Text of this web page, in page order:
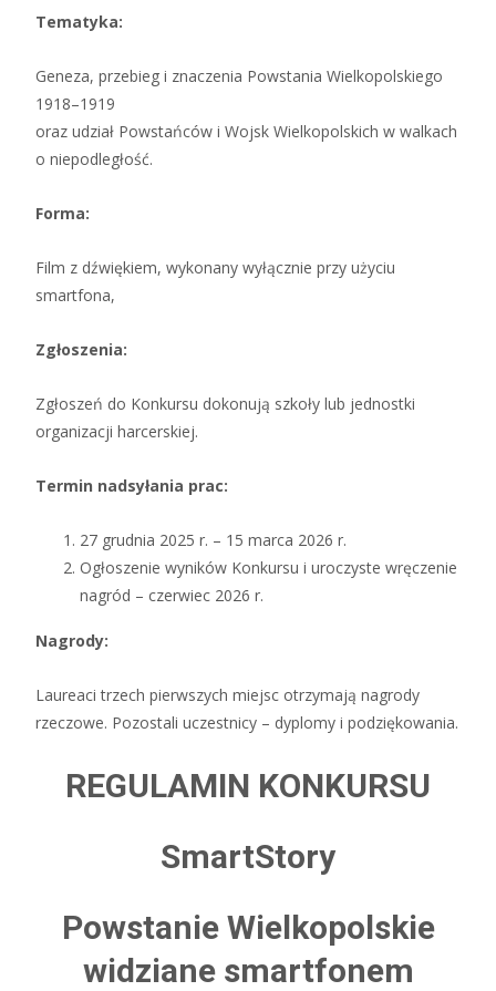
Tematyka:
Geneza, przebieg i znaczenia Powstania Wielkopolskiego
1918–1919
oraz udział Powstańców i Wojsk Wielkopolskich w walkach
o niepodległość.
Forma:
Film z dźwiękiem, wykonany wyłącznie przy użyciu
smartfona,
Zgłoszenia:
Zgłoszeń do Konkursu dokonują szkoły lub jednostki
organizacji harcerskiej.
Termin nadsyłania prac:
27 grudnia 2025 r. – 15 marca 2026 r.
Ogłoszenie wyników Konkursu i uroczyste wręczenie
nagród – czerwiec 2026 r.
Nagrody:
Laureaci trzech pierwszych miejsc otrzymają nagrody
rzeczowe. Pozostali uczestnicy – dyplomy i podziękowania.
REGULAMIN KONKURSU
SmartStory
Powstanie Wielkopolskie
widziane smartfonem